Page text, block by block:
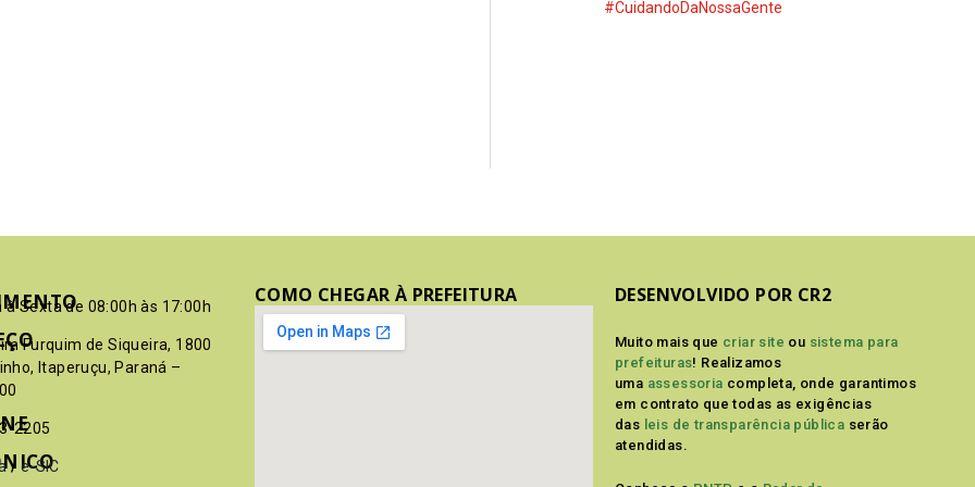
#CuidandoDaNossaGente
à Sexta de 08:00h às 17:00h
Furquim de Siqueira, 1800
Itaperuçu, Paraná –
2205
/ e-SIC
COMO CHEGAR À PREFEITURA DESENVOLVIDO POR CR2
Muito mais que criar site ou sistema para
prefeituras! Realizamos
uma assessoria completa, onde garantimos
em contrato que todas as exigências
das leis de transparência pública serão
atendidas.